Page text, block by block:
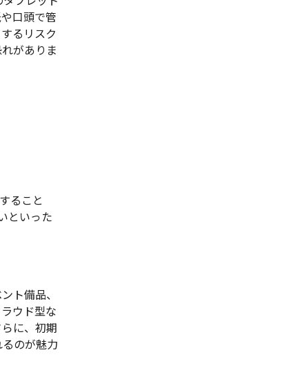
口頭で管
るリスク
がありま
ること
といった
ト備品、
ウド型な
に、初期
のが魅力